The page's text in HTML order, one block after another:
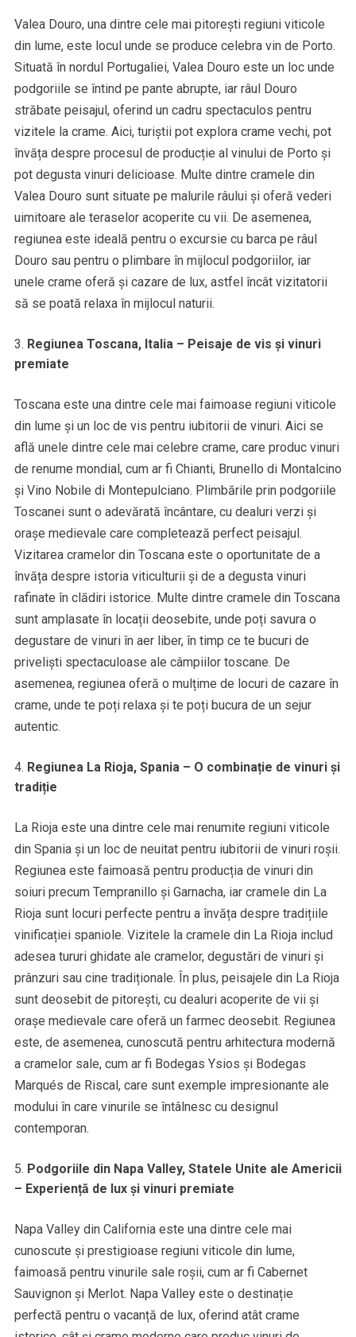
Valea Douro, una dintre cele mai pitorești regiuni viticole
din lume, este locul unde se produce celebra vin de Porto.
Situată în nordul Portugaliei, Valea Douro este un loc unde
podgoriile se întind pe pante abrupte, iar râul Douro
străbate peisajul, oferind un cadru spectaculos pentru
vizitele la crame. Aici, turiștii pot explora crame vechi, pot
învăța despre procesul de producție al vinului de Porto și
pot degusta vinuri delicioase. Multe dintre cramele din
Valea Douro sunt situate pe malurile râului și oferă vederi
uimitoare ale teraselor acoperite cu vii. De asemenea,
regiunea este ideală pentru o excursie cu barca pe râul
Douro sau pentru o plimbare în mijlocul podgoriilor, iar
unele crame oferă și cazare de lux, astfel încât vizitatorii
să se poată relaxa în mijlocul naturii.
Regiunea Toscana, Italia – Peisaje de vis și vinuri
premiate
Toscana este una dintre cele mai faimoase regiuni viticole
din lume și un loc de vis pentru iubitorii de vinuri. Aici se
află unele dintre cele mai celebre crame, care produc vinuri
de renume mondial, cum ar fi Chianti, Brunello di Montalcino
și Vino Nobile di Montepulciano. Plimbările prin podgoriile
Toscanei sunt o adevărată încântare, cu dealuri verzi și
orașe medievale care completează perfect peisajul.
Vizitarea cramelor din Toscana este o oportunitate de a
învăța despre istoria viticulturii și de a degusta vinuri
rafinate în clădiri istorice. Multe dintre cramele din Toscana
sunt amplasate în locații deosebite, unde poți savura o
degustare de vinuri în aer liber, în timp ce te bucuri de
priveliști spectaculoase ale câmpiilor toscane. De
asemenea, regiunea oferă o mulțime de locuri de cazare în
crame, unde te poți relaxa și te poți bucura de un sejur
autentic.
Regiunea La Rioja, Spania – O combinație de vinuri și
tradiție
La Rioja este una dintre cele mai renumite regiuni viticole
din Spania și un loc de neuitat pentru iubitorii de vinuri roșii.
Regiunea este faimoasă pentru producția de vinuri din
soiuri precum Tempranillo și Garnacha, iar cramele din La
Rioja sunt locuri perfecte pentru a învăța despre tradițiile
vinificației spaniole. Vizitele la cramele din La Rioja includ
adesea tururi ghidate ale cramelor, degustări de vinuri și
prânzuri sau cine tradiționale. În plus, peisajele din La Rioja
sunt deosebit de pitorești, cu dealuri acoperite de vii și
orașe medievale care oferă un farmec deosebit. Regiunea
este, de asemenea, cunoscută pentru arhitectura modernă
a cramelor sale, cum ar fi Bodegas Ysios și Bodegas
Marqués de Riscal, care sunt exemple impresionante ale
modului în care vinurile se întâlnesc cu designul
contemporan.
Podgoriile din Napa Valley, Statele Unite ale Americii
– Experiență de lux și vinuri premiate
Napa Valley din California este una dintre cele mai
cunoscute și prestigioase regiuni viticole din lume,
faimoasă pentru vinurile sale roșii, cum ar fi Cabernet
Sauvignon și Merlot. Napa Valley este o destinație
perfectă pentru o vacanță de lux, oferind atât crame